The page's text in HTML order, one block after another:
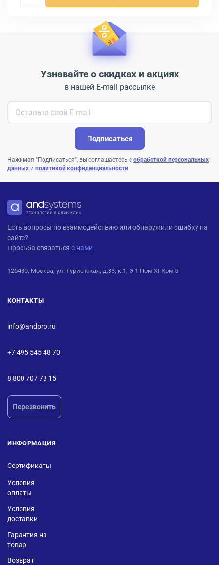
Узнавайте о скидках и акциях
в нашей E-mail рассылке
Подписаться
Нажимая "Подписаться", вы соглашаетесь с обработкой персональных
данных и политикой конфиденциальности.
ANDPRO
Есть вопросы по взаимодействию или обнаружили ошибку на
сайте?
Просьба связаться с нами
125480, Москва, ул. Туристская, д.33, к.1, Э 1 Пом XI Ком 5
КОНТАКТЫ
info@andpro.ru
+7 495 545 48 70
8 800 707 78 15
Перезвонить
ИНФОРМАЦИЯ
Сертификаты
Условия
оплаты
Условия
доставки
Гарантия на
товар
Возврат